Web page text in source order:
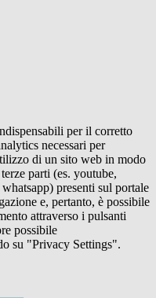
per il corretto
necessari per
di un sito web in modo
parti (es. youtube,
presenti sul portale
e, pertanto, è possibile
attraverso i pulsanti
possibile
su "Privacy Settings".